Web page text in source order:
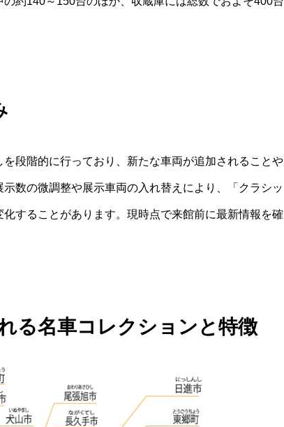
段階的に行っており、新たな車両が追加されることや
数の微調整や展示車両の入れ替えにより、「クラシッ
することがあります。現時点で来館前に最新情報を確
る名車コレクションと特徴